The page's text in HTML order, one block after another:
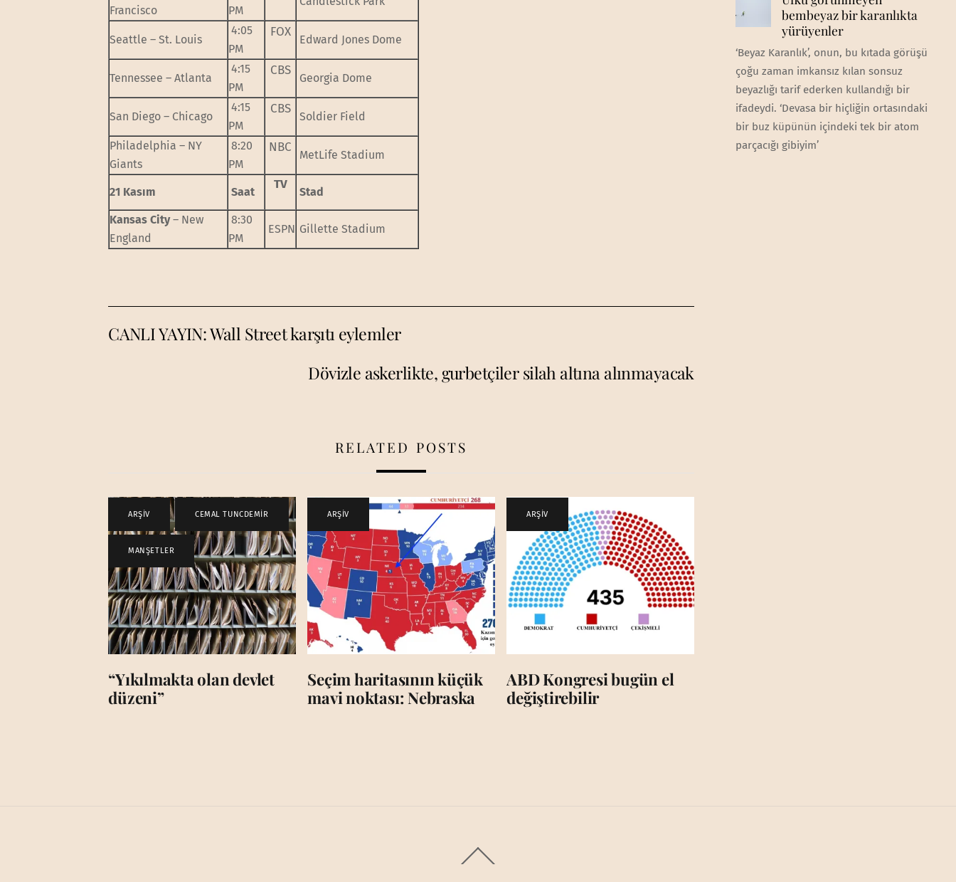
Francisco
PM
Seattle – St. Louis
4:05
PM
FOX
Edward Jones Dome
Tennessee – Atlanta
4:15
PM
CBS
Georgia Dome
San Diego – Chicago
4:15
PM
CBS
Soldier Field
Philadelphia – NY
Giants
8:20
PM
NBC
MetLife Stadium
21 Kasım Saat
TV
Stad
Kansas City– New
England
8:30
PM
ESPN Gillette Stadium
CANLI YAYIN: Wall Street karşıtı eylemler
Dövizle askerlikte, gurbetçiler silah altına alınmayacak
RELATED POSTS
ARŞİV , CEMAL TUNCDEMİR ,
MANŞETLER
“Yıkılmakta olan devlet
düzeni”
ARŞİV
Seçim haritasının küçük
mavi noktası: Nebraska
ARŞİV
ABD Kongresi bugün el
değiştirebilir
bembeyaz bir karanlıkta
yürüyenler
‘Beyaz Karanlık’, onun, bu kıtada görüşü
çoğu zaman imkansız kılan sonsuz
beyazlığı tarif ederken kullandığı bir
ifadeydi. ‘Devasa bir hiçliğin ortasındaki
bir buz küpünün içindeki tek bir atom
parçacığı gibiyim’
To